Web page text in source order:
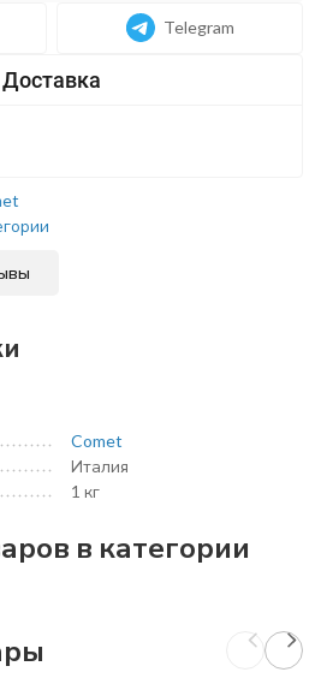
Telegram
Comet
Италия
1 кг
в категории